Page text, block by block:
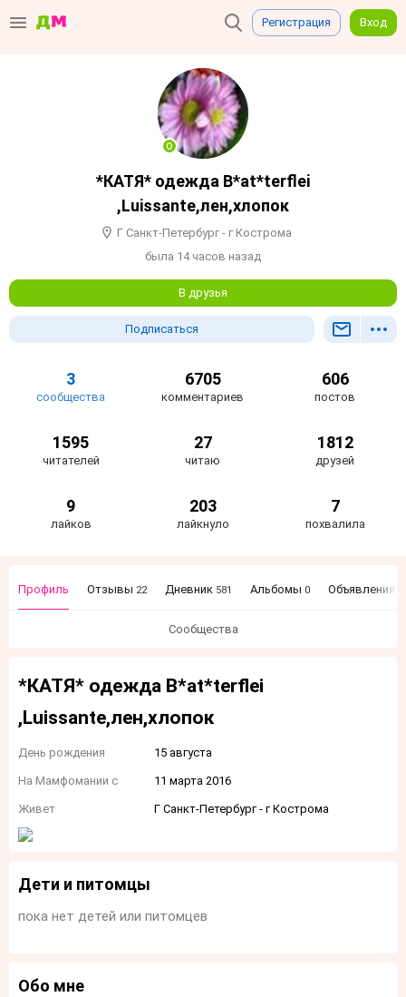
Регистрация Вход
*КАТЯ* одежда B*at*terflei
,Luissante,лен,хлопок
Г Санкт-Петербург - г Кострома
была 14 часов назад
В друзья
Подписаться
3
сообщества
6705
комментариев
606
постов
1595
читателей
27
читаю
1812
друзей
9
лайков
203
лайкнуло
7
похвалила
Профиль Отзывы 22 Дневник 581 Альбомы 0 Объявления
Сообщества
*КАТЯ* одежда B*at*terflei
,Luissante,лен,хлопок
День рождения 15 августа
На Мамфомании с 11 марта 2016
Живет Г Санкт-Петербург - г Кострома
Дети и питомцы
пока нет детей или питомцев
Обо мне